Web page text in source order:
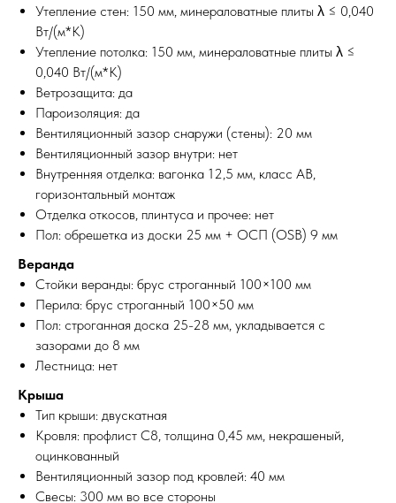
Утепление стен: 150 мм, минераловатные плиты λ ≤ 0,040
Вт/(м*К)
Утепление потолка: 150 мм, минераловатные плиты λ ≤
0,040 Вт/(м*К)
Ветрозащита: да
Пароизоляция: да
Вентиляционный зазор снаружи (стены): 20 мм
Вентиляционный зазор внутри: нет
Внутренняя отделка: вагонка 12,5 мм, класс АВ,
горизонтальный монтаж
Отделка откосов, плинтуса и прочее: нет
Пол: обрешетка из доски 25 мм + ОСП (OSB) 9 мм
Веранда
Стойки веранды: брус строганный 100×100 мм
Перила: брус строганный 100×50 мм
Пол: строганная доска 25-28 мм, укладывается с
зазорами до 8 мм
Лестница: нет
Крыша
Тип крыши: двускатная
Кровля: профлист С8, толщина 0,45 мм, некрашеный,
оцинкованный
Вентиляционный зазор под кровлей: 40 мм
Свесы: 300 мм во все стороны